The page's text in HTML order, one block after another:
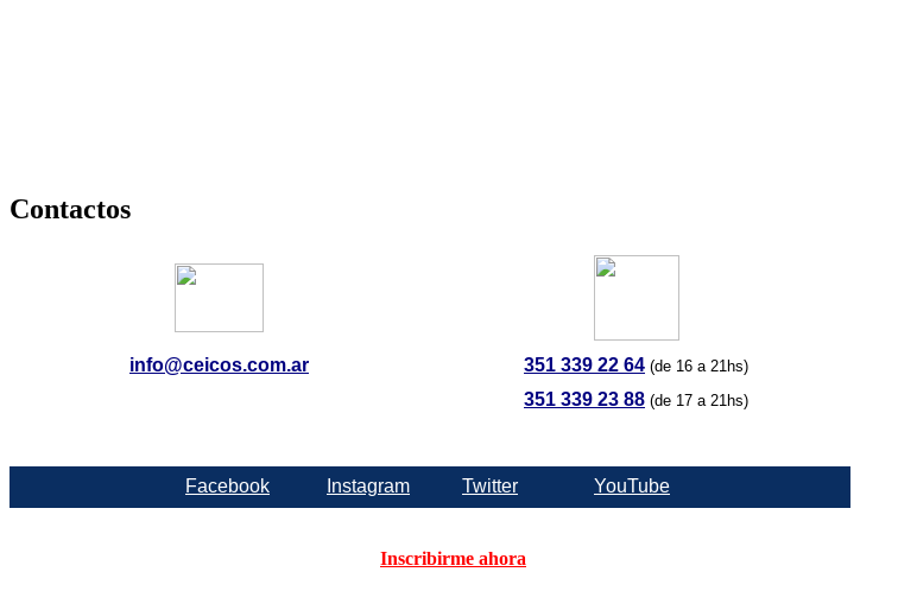
Contactos
info@ceicos.com.ar 351 339 22 64 (de 16 a 21hs)
351 339 23 88 (de 17 a 21hs)
Facebook Instagram Twitter YouTube
Inscribirme ahora